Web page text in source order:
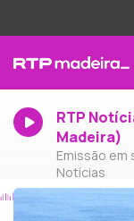
RTP
Madeira)
Emissão em
Notícias